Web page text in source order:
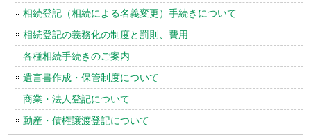
相続登記（相続による名義変更）手続きについて
相続登記の義務化の制度と罰則、費用
各種相続手続きのご案内
遺言書作成・保管制度について
商業・法人登記について
動産・債権譲渡登記について